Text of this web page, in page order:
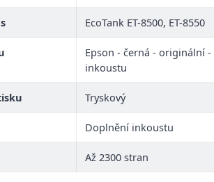
EcoTank ET-8500, ET-8550
Epson - černá - originální
inkoustu
Tryskový
Doplnění inkoustu
Až 2300 stran